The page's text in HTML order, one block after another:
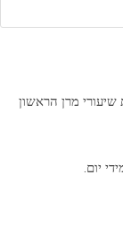
מרן הראשון
יום.